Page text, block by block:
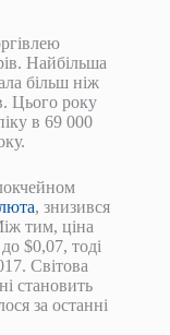
Найбільша
більш ніж
Цього року
в 69 000
, знизився
тим, ціна
$0,07, тоді
Світова
становить
за останні